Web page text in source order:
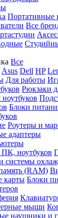
Портативные
Все
Все
Asus Dell HP
Для работы
Рюкзаки
Блоки
Роутеры и
адаптеры
ноутбуков
системы
(RAM)
карты Блоки
мыши
наушники и